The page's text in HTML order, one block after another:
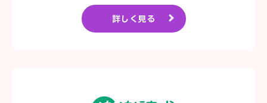
詳しく見る